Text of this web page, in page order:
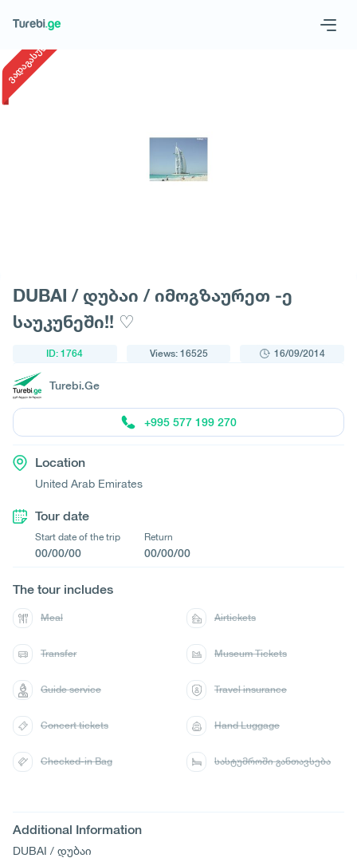
Request a tour
ვადაგასული
DUBAI / დუბაი / იმოგზაურეთ -ე
საუკუნეში!! ♡
ID: 1764 Views: 16525 16/09/2014
Turebi.Ge
+995 577 199 270
Location
United Arab Emirates
Tour date
Start date of the trip
00/00/00
Return
00/00/00
Additional Information
DUBAI / დუბაი
The tour includes
Meal Airtickets
Transfer Museum Tickets
Guide service Travel insurance
Concert tickets Hand Luggage
Checked-in Bag სასტუმროში განთავსება